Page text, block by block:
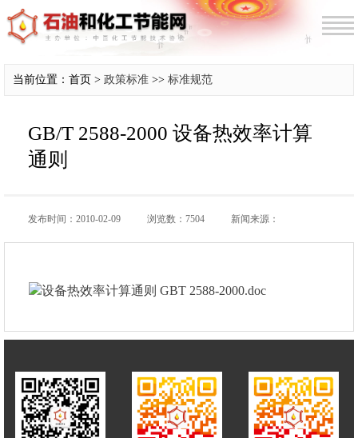
当前位置：首页 > 政策标准 >> 标准规范
GB/T 2588-2000 设备热效率计算
通则
发布时间：2010-02-09 浏览数：7504 新闻来源：
设备热效率计算通则 GBT 2588-2000.doc